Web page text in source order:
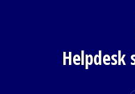
Helpdesk